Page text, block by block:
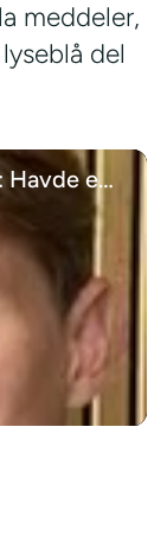
meddeler,
del
Junker ser frem til AGF-møde: Havde en sindssygt god tid